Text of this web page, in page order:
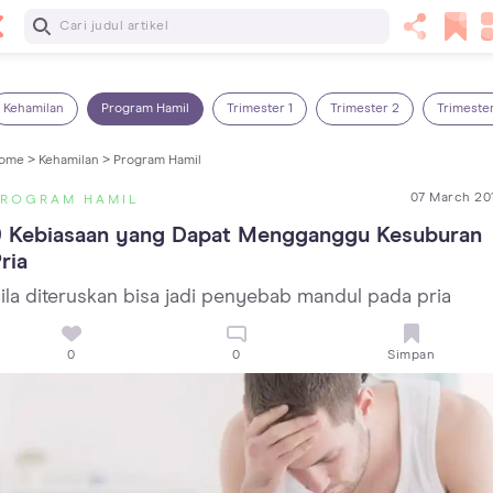
Baca Selanjutnya
Kehamilan Program Hamil Trimester 1 Trimester 2
> Kehamilan > Program Hamil
HAMIL 07 March
Kebiasaan yang Dapat Mengganggu Kesuburan
diteruskan bisa jadi penyebab mandul pada pria
0 0 Simpan